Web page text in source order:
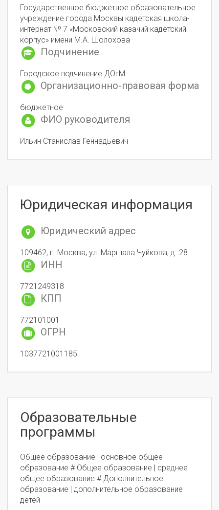
Государственное бюджетное образовательное
учреждение города Москвы кадетская школа-
интернат № 7 «Московский казачий кадетский
корпус» имени М.А. Шолохова
Подчинение
Городское подчинение ДОгМ
Организационно-правовая форма
бюджетное
ФИО руководителя
Ильин Станислав Геннадьевич
Юридическая информация
Юридический адрес
109462, г. Москва, ул. Маршала Чуйкова, д. 28
ИНН
7721249318
КПП
772101001
ОГРН
1037721001185
Образовательные
программы
Общее образование | основное общее
образование # Общее образование | среднее
общее образование # Дополнительное
образование | дополнительное образование
детей